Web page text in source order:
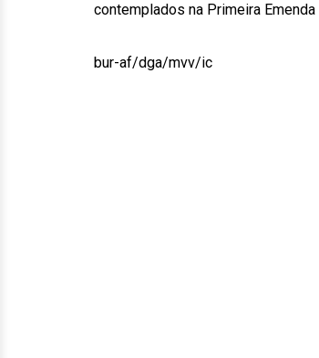
contemplados na Primeira
bur-af/dga/mvv/ic